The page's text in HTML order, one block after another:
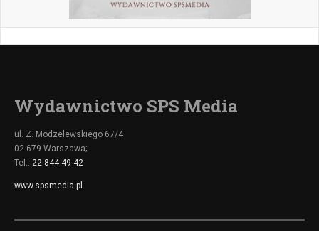
Wydawnictwo SPS Media
ul. Z. Modzelewskiego 67/4
02-679 Warszawa;
Tel.: 22 844 49 42
www.spsmedia.pl